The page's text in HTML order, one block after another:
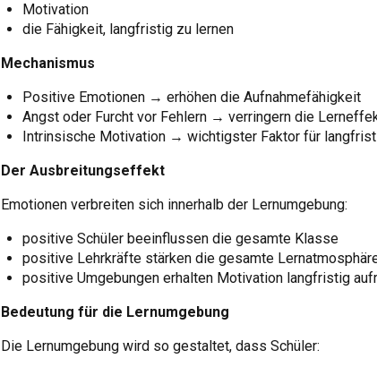
Motivation
die Fähigkeit, langfristig zu lernen
Mechanismus
Positive Emotionen → erhöhen die Aufnahmefähigkeit
Angst oder Furcht vor Fehlern → verringern die
Intrinsische Motivation → wichtigster Faktor für
Der Ausbreitungseffekt
Emotionen verbreiten sich innerhalb der Lernumgebung:
positive Schüler beeinflussen die gesamte Klasse
positive Lehrkräfte stärken die gesamte
positive Umgebungen erhalten Motivation langfristig
Bedeutung für die Lernumgebung
Die Lernumgebung wird so gestaltet, dass Schüler: